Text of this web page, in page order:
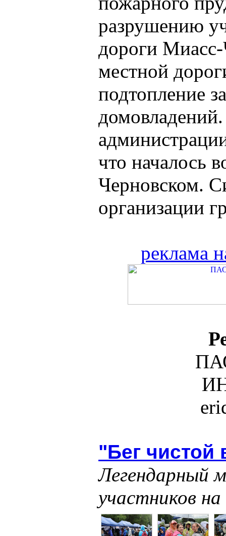
разрушению
дороги Миасс-
местной
подтопление
что началось
Черновском.
организации
реклама
"Бег
Легендарный
участников на